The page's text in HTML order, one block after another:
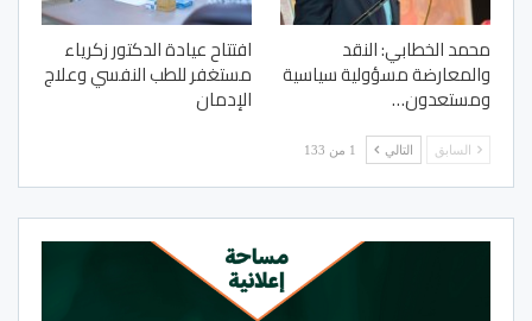
محمد الخطابي: النقد
والمعارضة مسؤولية سياسية
ومستعدون…
افتتاح عيادة الدكتور زكرياء
مستغفر للطب النفسي وعلاج
الإدمان
السابق التالي 1 من 133